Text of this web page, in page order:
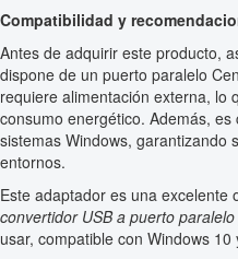
Compatibilidad y
Antes de adquirir este producto,
dispone de un puerto paralelo
requiere alimentación externa, lo
consumo energético. Además,
sistemas Windows, garantizando
entornos.
Este adaptador es una excelente
convertidor USB a puerto
usar, compatible con Windows